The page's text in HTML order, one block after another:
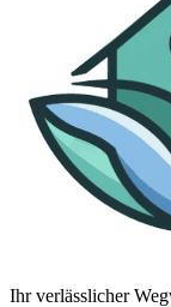
Ihr verlässlicher